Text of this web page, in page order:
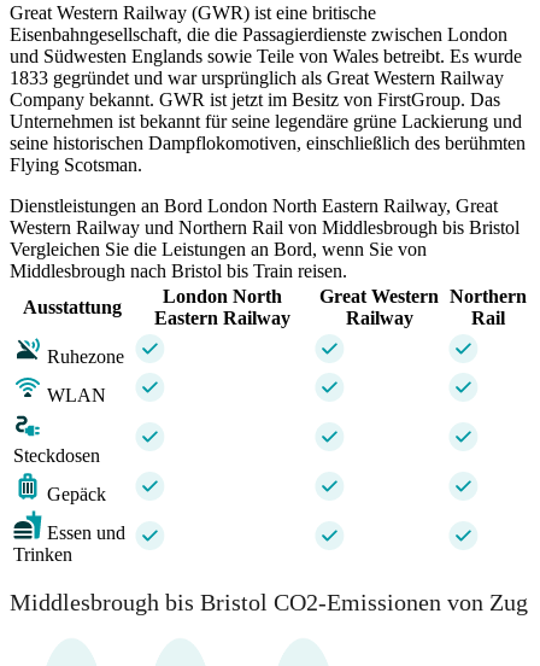
Great Western Railway (GWR) ist eine britische
Eisenbahngesellschaft, die die Passagierdienste zwischen London
und Südwesten Englands sowie Teile von Wales betreibt. Es wurde
1833 gegründet und war ursprünglich als Great Western Railway
Company bekannt. GWR ist jetzt im Besitz von FirstGroup. Das
Unternehmen ist bekannt für seine legendäre grüne Lackierung und
seine historischen Dampflokomotiven, einschließlich des berühmten
Flying Scotsman.
Dienstleistungen an Bord London North Eastern Railway, Great
Western Railway und Northern Rail von Middlesbrough bis Bristol
Vergleichen Sie die Leistungen an Bord, wenn Sie von
Middlesbrough nach Bristol bis Train reisen.
Ausstattung
London North
Eastern Railway
Great Western
Railway
Northern
Rail
Ruhezone
WLAN
Steckdosen
Gepäck
Essen und
Trinken
Middlesbrough bis Bristol CO2-Emissionen von Zug